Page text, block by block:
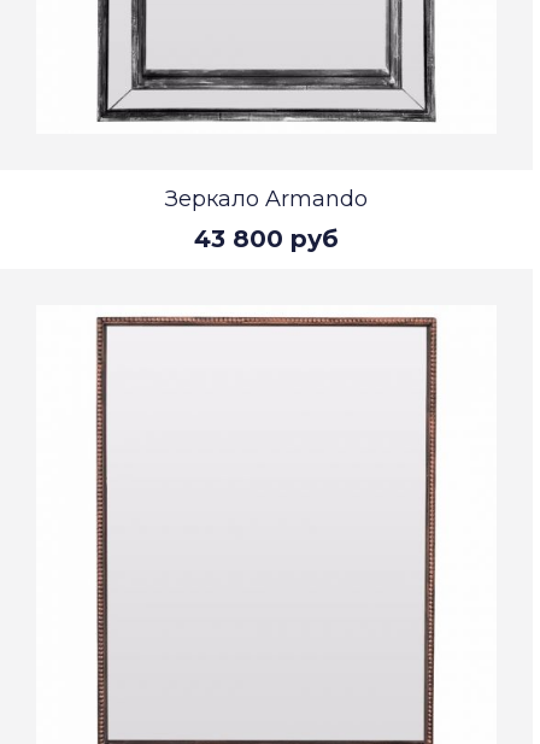
Зеркало Armando
43 800 руб